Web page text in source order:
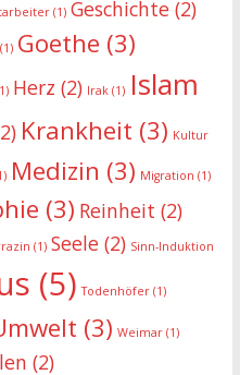
(1) Geschichte(2)
(1) Goethe (3)
Herz (2) Irak(1) Islam
Krankheit (3) Kultur
Medizin (3) Migration (1)
(3) Reinheit (2)
(1) Seele(2) Sinn-Induktion
(5) Todenhöfer(1)
(3) Weimar(1)
(2)